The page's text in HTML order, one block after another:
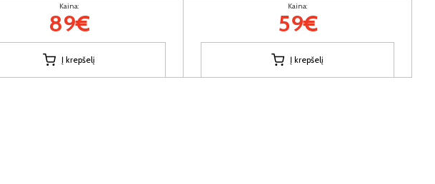
Kaina:
89€
Į krepšelį
Kaina:
59€
Į krepšelį